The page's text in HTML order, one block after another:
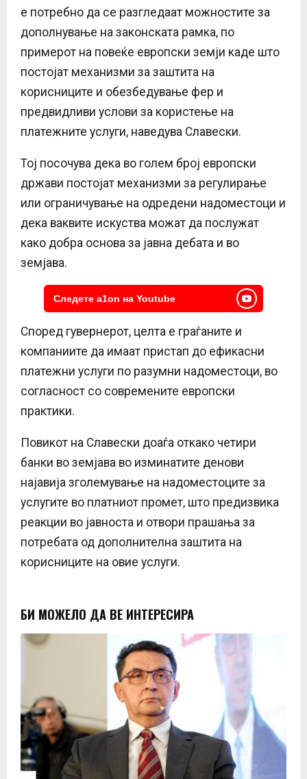
е потребно да се разгледаат можностите за
дополнување на законската рамка, по
примерот на повеќе европски земји каде што
постојат механизми за заштита на
корисниците и обезбедување фер и
предвидливи услови за користење на
платежните услуги, наведува Славески.
Тој посочува дека во голем број европски
држави постојат механизми за регулирање
или ограничување на одредени надоместоци и
дека ваквите искуства можат да послужат
како добра основа за јавна дебата и во
земјава.
Следете a1on на Youtube
Според гувернерот, целта е граѓаните и
компаниите да имаат пристап до ефикасни
платежни услуги по разумни надоместоци, во
согласност со современите европски
практики.
Повикот на Славески доаѓа откако четири
банки во земјава во изминатите денови
најавија зголемување на надоместоците за
услугите во платниот промет, што предизвика
реакции во јавноста и отвори прашања за
потребата од дополнителна заштита на
корисниците на овие услуги.
БИ МОЖЕЛО ДА ВЕ ИНТЕРЕСИРА